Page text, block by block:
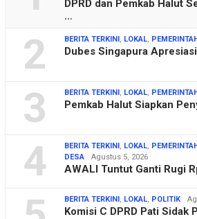
DPRD dan Pemkab Halut
…
2 BERITA TERKINI, LOKAL,
Dubes Singapura
3 BERITA TERKINI, LOKAL,
Pemkab Halut Siapkan
4 BERITA TERKINI, LOKAL,
DESA
Agustus 5, 2026
AWALI Tuntut Ganti Rugi
BERITA TERKINI, LOKAL, POLITIK
Komisi C DPRD Pati Sidak